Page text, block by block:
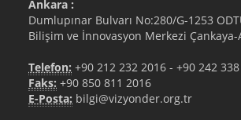
Ankara :
Dumlupınar Bulvarı No:280/G-1253
Bilişim ve İnnovasyon Merkezi
Telefon: +90 212 232 2016 - +90 242
Faks: +90 850 811 2016
E-Posta: bilgi@vizyonder.org.tr